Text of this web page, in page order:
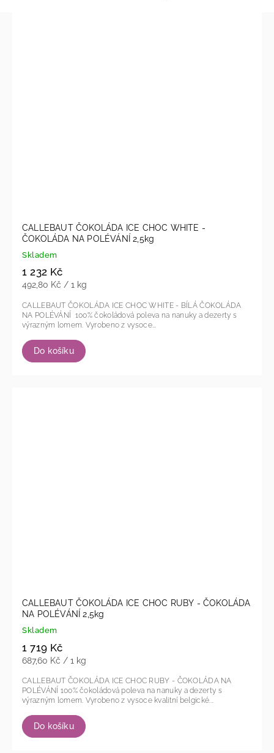
CALLEBAUT ČOKOLÁDA ICE CHOC WHITE -
ČOKOLÁDA NA POLÉVÁNÍ 2,5kg
Skladem
1 232 Kč
492,80 Kč / 1 kg
Do košíku
CALLEBAUT ČOKOLÁDA ICE CHOC WHITE - BÍLÁ ČOKOLÁDA
NA POLÉVÁNÍ 100% čokoládová poleva na nanuky a dezerty s
výrazným lomem. Vyrobeno z vysoce...
CALLEBAUT ČOKOLÁDA ICE CHOC RUBY - ČOKOLÁDA
NA POLÉVÁNÍ 2,5kg
Skladem
1 719 Kč
687,60 Kč / 1 kg
Do košíku
CALLEBAUT ČOKOLÁDA ICE CHOC RUBY - ČOKOLÁDA NA
POLÉVÁNÍ 100% čokoládová poleva na nanuky a dezerty s
výrazným lomem. Vyrobeno z vysoce kvalitní belgické...